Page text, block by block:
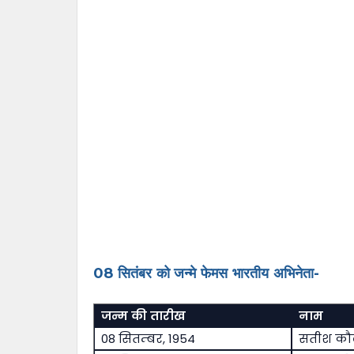
08 सितंबर को जन्मे फेमस भारतीय अभिनेता-
जन्म की तारीख नाम
08 सितम्बर, 1954
सतीश